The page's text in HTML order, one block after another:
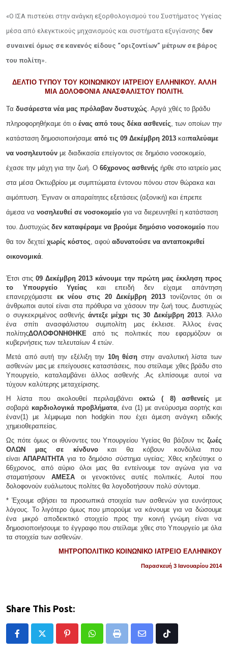
«Ο ΙΣΑ πιστεύει στην ανάγκη εξορθολογισμού του Συστήματος Υγείας
μέσα από ελεγκτικούς μηχανισμούς και συστήματα εξυγίανσης δεν
συναινεί όμως σε κανενός είδους “οριζοντίων” μέτρων σε βάρος
του πολίτη».
ΔΕΛΤΙΟ ΤΥΠΟΥ ΤΟΥ ΚΟΙΝΩΝΙΚΟΥ ΙΑΤΡΕΙΟΥ ΕΛΛΗΝΙΚΟΥ. ΑΛΛΗ
ΜΙΑ ΔΟΛΟΦΟΝΙΑ ΑΝΑΣΦΑΛΙΣΤΟΥ ΠΟΛΙΤΗ.
Τα δυσάρεστα νέα μας πρόλαβαν δυστυχώς. Αργά χθές το βράδυ
πληροφορηθήκαμε ότι ο ένας από τους δέκα ασθενείς, των οποίων την
κατάσταση δημοσιοποιήσαμε από τις 09 Δεκέμβρη 2013 καιπαλεύαμε
να νοσηλευτούν με διαδικασία επείγοντος σε δημόσιο νοσοκομείο,
έχασε την μάχη για την ζωή. Ο 66χρονος ασθενής ήρθε στο ιατρείο μας
στα μέσα Οκτωβρίου με συμπτώματα έντονου πόνου στον θώρακα και
αιμόπτυση. Έγιναν οι απαραίτητες εξετάσεις (αξονική) και έπρεπε
άμεσα να νοσηλευθεί σε νοσοκομείο για να διερευνηθεί η κατάσταση
του. Δυστυχώς δεν καταφέραμε να βρούμε δημόσιο νοσοκομείο που
θα τον δεχτεί χωρίς κόστος, αφού αδυνατούσε να ανταποκριθεί
οικονομικά.
Έτσι στις 09 Δεκέμβρη 2013 κάνουμε την πρώτη μας έκκληση προς
το Υπουργείο Υγείας και επειδή δεν είχαμε απάντηση
επανερχόμαστε εκ νέου στις 20 Δεκέμβρη 2013 τονίζοντας ότι οι
άνθρωποι αυτοί είναι στα πρόθυρα να χάσουν την ζωή τους. Δυστυχώς
ο συγκεκριμένος ασθενής άντεξε μέχρι τις 30 Δεκέμβρη 2013. Άλλο
ένα σπίτι ανασφάλιστου συμπολίτη μας έκλεισε. Άλλος ένας
πολίτηςΔΟΛΟΦΟΝΗΘΗΚΕ από τις πολιτικές που εφαρμόζουν οι
κυβερνήσεις των τελευταίων 4 ετών.
Μετά από αυτή την εξέλιξη την 10η θέση στην αναλυτική λίστα των
ασθενών μας με επείγουσες καταστάσεις, που στείλαμε χθες βράδυ στο
Υπουργείο, καταλαμβάνει άλλος ασθενής .Ας ελπίσουμε αυτοί να
τύχουν καλύτερης μεταχείρισης.
Η λίστα που ακολουθεί περιλαμβάνειοκτώ ( 8) ασθενείς με
σοβαρά καρδιολογικά προβλήματα, ένα (1) με ανεύρυσμα αορτής και
έναν(1) με λέμφωμα non hodgkin που έχει άμεση ανάγκη ειδικής
χημειοθεραπείας.
Ως πότε όμως οι ιθύνοντες του Υπουργείου Υγείας θα βάζουν τις ζωές
ΟΛΩΝ μας σε κίνδυνοκαι θα κόβουν κονδύλια που
είναιΑΠΑΡΑΙΤΗΤΑγια το δημόσιο σύστημα υγείας; Χθες κηδεύτηκε ο
66χρονος, από αύριο όλοι μας θα εντείνουμε τον αγώνα για να
σταματήσουν ΑΜΕΣΑ οι γενοκτόνες αυτές πολιτικές. Αυτοί που
δολοφονούν ευάλωτους πολίτες θα λογοδοτήσουν πολύ σύντομα.
* Έχουμε σβήσει τα προσωπικά στοιχεία των ασθενών για ευνόητους
λόγους. Το λιγότερο όμως που μπορούμε να κάνουμε για να δώσουμε
ένα μικρό αποδεικτικό στοιχείο προς την κοινή γνώμη είναι να
δημοσιοποιήσουμε το έγγραφο που στείλαμε χθες στο Υπουργείο με όλα
τα στοιχεία των ασθενών.
ΜΗΤΡΟΠΟΛΙΤΙΚΟ ΚΟΙΝΩΝΙΚΟ ΙΑΤΡΕΙΟ ΕΛΛΗΝΙΚΟΥ
Παρασκευή 3 Ιανουαρίου 2014
Share This Post:
PinterestWhatsappPrint
Share
Tiktok